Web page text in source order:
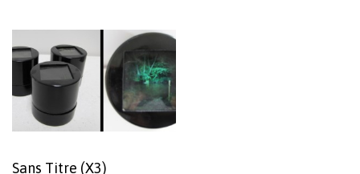
Sans Titre (X3)